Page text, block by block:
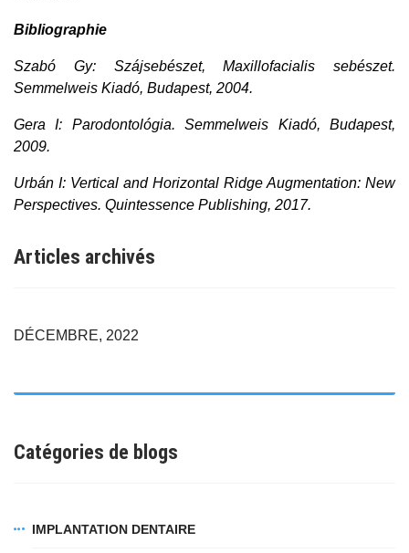
Bibliographie
Szabó Gy: Szájsebészet, Maxillofacialis sebészet.
Semmelweis Kiadó, Budapest, 2004.
Gera I: Parodontológia. Semmelweis Kiadó, Budapest,
2009.
Urbán I: Vertical and Horizontal Ridge Augmentation: New
Perspectives. Quintessence Publishing, 2017.
Articles archivés
DÉCEMBRE, 2022
Catégories de blogs
IMPLANTATION DENTAIRE